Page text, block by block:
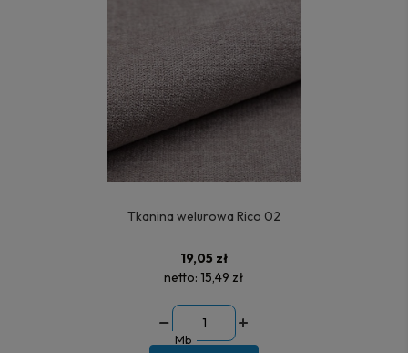
Tkanina welurowa Rico 02
19,05 zł
netto: 15,49 zł
Mb